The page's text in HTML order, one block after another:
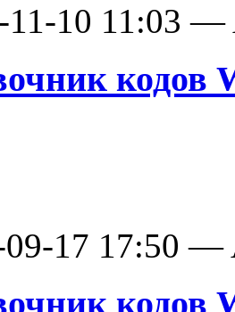
11-10 11:03 —
кодов
09-17 17:50 —
кодов